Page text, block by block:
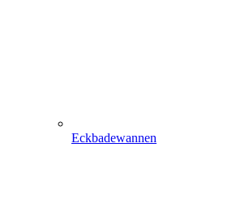
Eckbadewannen